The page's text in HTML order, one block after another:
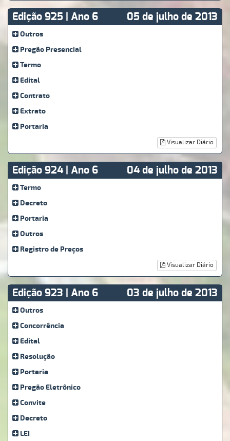
Edição 925 | Ano 6 05 de julho de 2013
Outros
Pregão Presencial
Termo
Edital
Contrato
Extrato
Portaria
Visualizar Diário
Edição 924 | Ano 6 04 de julho de 2013
Termo
Decreto
Portaria
Outros
Registro de Preços
Visualizar Diário
Edição 923 | Ano 6 03 de julho de 2013
Outros
Concorrência
Edital
Resolução
Portaria
Pregão Eletrônico
Convite
Decreto
LEI